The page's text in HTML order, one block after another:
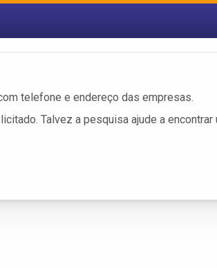
telefone e endereço das empresas.
Talvez a pesquisa ajude a encontrar